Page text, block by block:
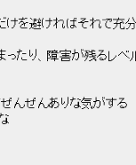
けを避ければそれで充
ったり、障害が残るレベ
んぜんありな気がする